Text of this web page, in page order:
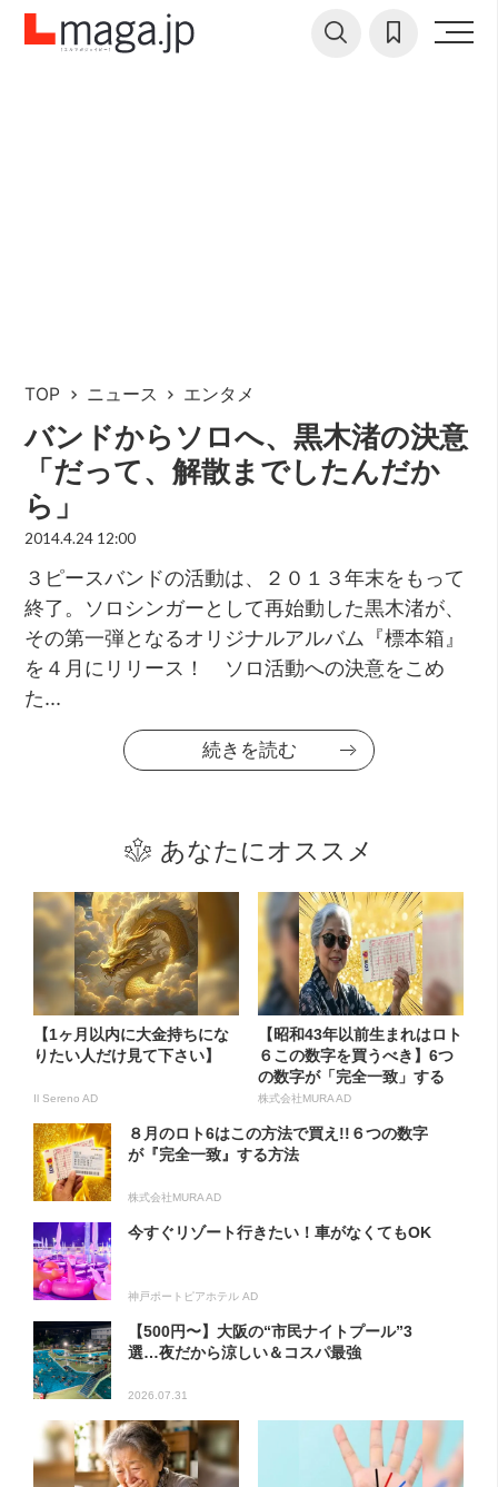
TOP ニュース エンタメ
バンドからソロへ、黒木渚の決意
「だって、解散までしたんだか
ら」
2014.4.24 12:00
３ピースバンドの活動は、２０１３年末をもって
終了。ソロシンガーとして再始動した黒木渚が、
その第一弾となるオリジナルアルバム『標本箱』
を４月にリリース！ ソロ活動への決意をこめ
た...
続きを読む
あなたにオススメ
【1ヶ月以内に大金持ちにな
りたい人だけ見て下さい】
Il Sereno AD
【昭和43年以前生まれはロト
６この数字を買うべき】6つ
の数字が「完全一致」する
方...
株式会社MURA AD
８月のロト6はこの方法で買え!!６つの数字
が『完全一致』する方法
株式会社MURA AD
今すぐリゾート行きたい！車がなくてもOK
神戸ポートピアホテル AD
【500円〜】大阪の“市民ナイトプール”3
選…夜だから涼しい＆コスパ最強
2026.07.31